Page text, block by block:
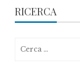
RICERCA